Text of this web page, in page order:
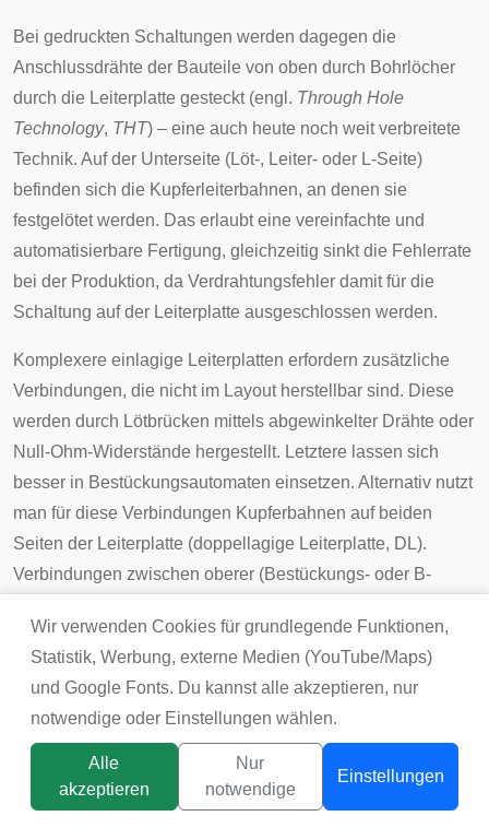
Wir verwenden Cookies für grundlegende Funktionen,
Statistik, Werbung, externe Medien (YouTube/Maps)
und Google Fonts. Du kannst alle akzeptieren, nur
notwendige oder Einstellungen wählen.
Alle
akzeptieren
Nur
notwendige
Einstellungen
Bei gedruckten Schaltungen werden dagegen die
Anschlussdrähte der Bauteile von oben durch Bohrlöcher
durch die Leiterplatte gesteckt (engl. Through Hole
Technology, THT) – eine auch heute noch weit verbreitete
Technik. Auf der Unterseite (Löt-, Leiter- oder L-Seite)
befinden sich die Kupferleiterbahnen, an denen sie
festgelötet werden. Das erlaubt eine vereinfachte und
automatisierbare Fertigung, gleichzeitig sinkt die Fehlerrate
bei der Produktion, da Verdrahtungsfehler damit für die
Schaltung auf der Leiterplatte ausgeschlossen werden.
Komplexere einlagige Leiterplatten erfordern zusätzliche
Verbindungen, die nicht im Layout herstellbar sind. Diese
werden durch Lötbrücken mittels abgewinkelter Drähte oder
Null-Ohm-Widerstände hergestellt. Letztere lassen sich
besser in Bestückungsautomaten einsetzen. Alternativ nutzt
man für diese Verbindungen Kupferbahnen auf beiden
Seiten der Leiterplatte (doppellagige Leiterplatte, DL).
Verbindungen zwischen oberer (Bestückungs- oder B-
Stifte oder Niete erzeugt.
Erst in den 1960er Jahren wurden diese Verbindungen
Durchkontaktierungen, DK, engl. vias) durch die
Leiterplatte hindurch chemisch durch Metallisierung der
Lochwände der Bohrungen erzeugt.